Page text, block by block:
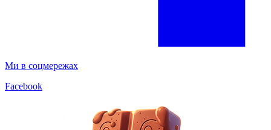
Ми в соцмережах
Facebook